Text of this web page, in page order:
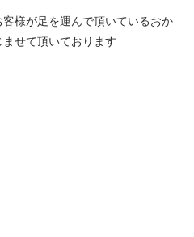
様が足を運んで頂いているおか
せて頂いております